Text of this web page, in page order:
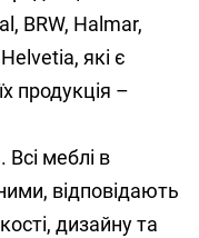
BRW, Halmar,
які є
продукція –
Всі меблі в
відповідають
дизайну та